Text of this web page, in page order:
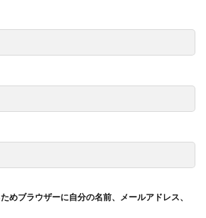
めブラウザーに自分の名前、メールアドレス、